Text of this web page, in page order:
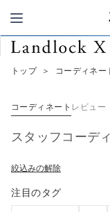
トップ ＞ コーディネー
コーディネート レビュー
スタッフコーデ
絞込みの解除
注目のタグ